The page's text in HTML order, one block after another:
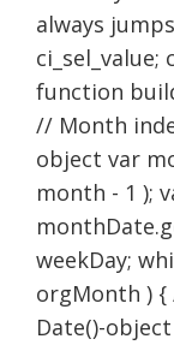
always
ci_sel_value;
function
// Month
object var
month - 1 );
weekDay;
orgMonth ) {
Date()-